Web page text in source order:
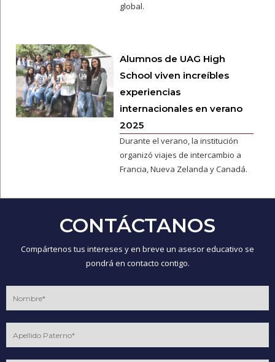
global.
Alumnos de UAG High
School viven increíbles
experiencias
internacionales en verano
2025
Durante el verano, la institución
organizó viajes de intercambio a
Francia, Nueva Zelanda y Canadá.
CONTÁCTANOS
Compártenos tus intereses y en breve un asesor educativo se
pondrá en contacto contigo.